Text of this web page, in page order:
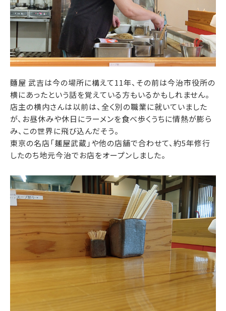
麵屋 武吉は今の場所に構えて11年、その前は今治市役所の
横にあったという話を覚えている方もいるかもしれません。
店主の横内さんは以前は、全く別の職業に就いていました
が、お昼休みや休日にラーメンを食べ歩くうちに情熱が膨ら
み、この世界に飛び込んだそう。
東京の名店「麺屋武蔵」や他の店舗で合わせて、約5年修行
したのち地元今治でお店をオープンしました。